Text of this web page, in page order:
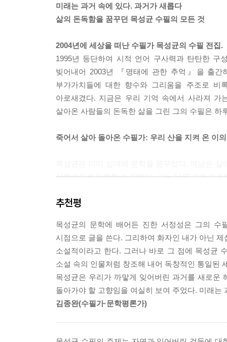
수루 앞에서
억수리에서
칸나의 계절
H형께
제7부 행복한 군고구마
고향설(故鄕雪)
동구(洞口)
배필(配匹)
이화령(梨花嶺)
행복한 군고구마
제8부 괘종시계
가을운동회
괘종시계
깃발 2
막내의 아르바이트
무심천의 피라미
숨었다. 고샅에서 할머니가 나를 찾는 소리가 들
부엌궁둥이로 돌아가서 바람벽에 외로운 신세를
그 후 새신랑인 나는 꽤 여러 번 해질녘이면 부엌
지어야 할 건지 말 건지, 이 부엌궁둥이에 와서 젊
나는 어려서부터 바깥 사랑방에서 증조부와 같이
사인이었다. 그러면 나는 졸린 눈을 비비고 사랑
증조부 머리맡에 놓여 있는 자리끼가 담긴 사기
히 물 개력을 수습하셨다. 그동안 나는 놀란 토끼
고 지뢰를 밟지 않은 병사처럼 의기양양해서 가
니라” 하시는 것이었다. --- p.55
나루터에는 피난민들이 가득 모여서 아비규환을
절을 내버렸고, 흐린 강을 건널 길은 직접 몸으로
지는 옷을 벗으시고 내게도 옷을 벗도록 이르셨
런 다음 나를 업으셨다. 강을 건너가시기로 마음을
“아버지 목을 꼭 잡고 얼굴을 등에 꼭 붙여라. 어떤
“얼굴을 아비 등에 꼭 붙여라.”
미래는 과거 속에 있다. 과거가 새롭다
삶의 돈독함을 꿈꾸던 목성균 수필의 모든 것
2004년에 세상을 떠난 수필가 목성균의 수필 전집.
1995년 등단하여 시적 언어 구사력과 탄탄한 구
빚어내어 2003년 『명태에 관한 추억』을 출
부가가치들에 대한 향수와 그리움을 주조로
아로새겼다. 지금은 우리 기억 속에서 사라져
살아온 사람들의 돈독한 삶을 그린 그의 수필은
죽어서 살아 돌아온 수필가: 우리 산을 지켜 온 이
장학생으로 입학할 수 있었다. 그는 너무 쉽게 뜨
산림공무원이 되었다. 인적 없는 산이 그의 일터
황혼길에 서서 그는 불현듯 저 유년의 꿈을 떠올
좋게 무너지고 만 거창한 세계가 아니었다. 인적
흘러 다니는, 보이지도 않고 만질 수도 없지만 어
이제야 홀연히 자기 겉껍질을 벗고 속살을 드러낸
그래서 그가 뒤늦게 선택한 문학 장르는 수필이
시간 역시 터무니없이 짧았다. 채 십 년도 되기
직전까지 가물가물 흐트러지는 정신을 혼신을
펜을 잡은 채 세상을 떠났다.
추천평
목성균의 문학에 배어든 진한 서정성은 그의 수
시점으로 글을 쓴다. 그리하여 화자인 내가 아닌
소설적이라고 한다. 그러나 바로 그 점에 목성균
소설 속의 인물처럼 창조해 내어 독창적인 통일된
목성균은 우리가 까맣게 잊어버린 과거를 새로운
돌아가야 할 고향임을 여실히 보여 주었다. 미래는
김종완(수필가·문학평론가)